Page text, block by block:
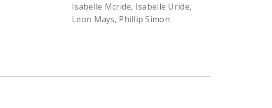
Isabelle Mcride, Isabelle Uride,
Leon Mays, Phillip Simon